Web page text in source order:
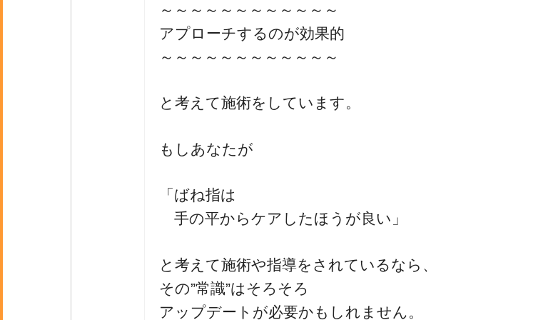
～～～～～～～～～～～～
アプローチするのが効果的
～～～～～～～～～～～～
と考えて施術をしています。
もしあなたが
「ばね指は
手の平からケアしたほうが良い」
と考えて施術や指導をされているなら、
その”常識”はそろそろ
アップデートが必要かもしれません。